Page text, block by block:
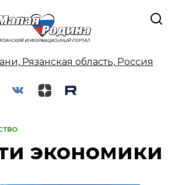
Рязанская область, Россия
экономики